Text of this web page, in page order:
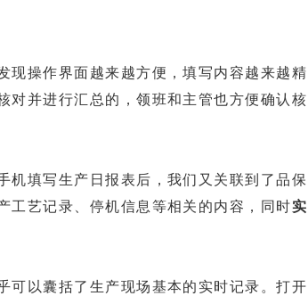
现操作界面越来越方便，填写内容越来越精
对并进行汇总的，领班和主管也方便确认核
机填写生产日报表后，我们又关联到了品保
工艺记录、停机信息等相关的内容，同时实
可以囊括了生产现场基本的实时记录。打开